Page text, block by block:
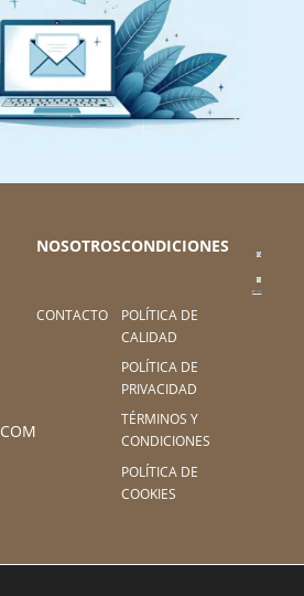
NOSOTROS
CONTACTO
CONDICIONES
POLÍTICA DE
CALIDAD
POLÍTICA DE
PRIVACIDAD
TÉRMINOS Y
CONDICIONES
POLÍTICA DE
COOKIES